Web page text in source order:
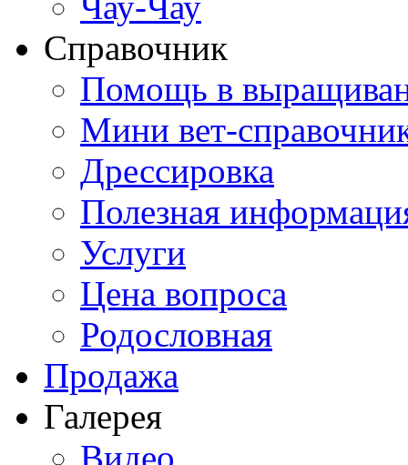
Справочник
Помощь в
Мини вет-
Дрессировка
Полезная
Услуги
Цена вопроса
Родословная
Продажа
Галерея
Видео